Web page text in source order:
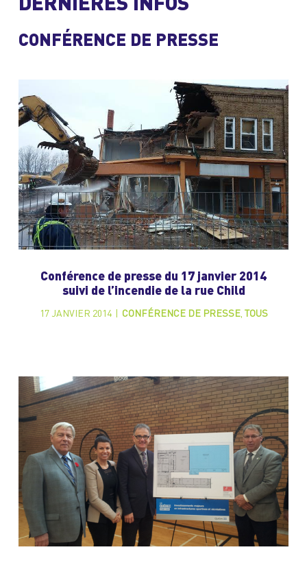
DERNIÈRES INFOS
CONFÉRENCE DE PRESSE
Conférence de presse du 17 janvier 2014
suivi de l’incendie de la rue Child
17 JANVIER 2014 CONFÉRENCE DE PRESSE, TOUS